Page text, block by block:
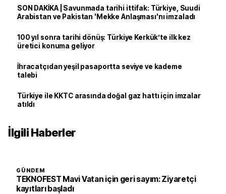
SON DAKİKA | Savunmada tarihi ittifak: Türkiye, Suudi
Arabistan ve Pakistan 'Mekke Anlaşması'nı imzaladı
100 yıl sonra tarihi dönüş: Türkiye Kerkük’te ilk kez
üretici konuma geliyor
İhracatçıdan yeşil pasaportta seviye ve kademe
talebi
Türkiye ile KKTC arasında doğal gaz hattı için imzalar
atıldı
İlgili Haberler
GÜNDEM
TEKNOFEST Mavi Vatan için geri sayım: Ziyaretçi
kayıtları başladı